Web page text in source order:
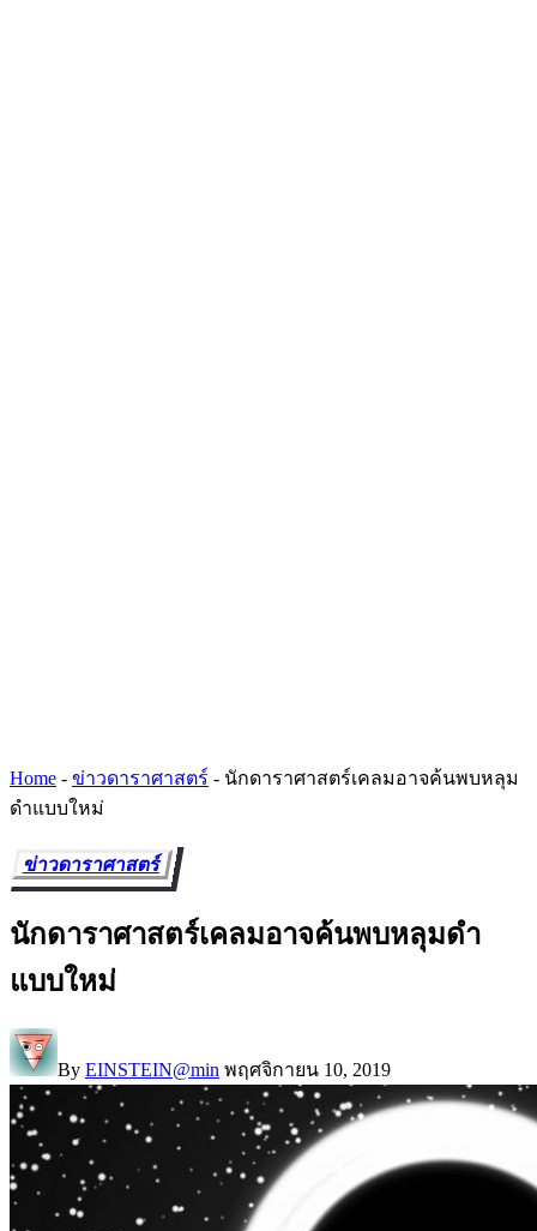
Home - ข่าวดาราศาสตร์ - นักดาราศาสตร์เคลมอาจค้นพบหลุม
ดำแบบใหม่
ข่าวดาราศาสตร์
นักดาราศาสตร์เคลมอาจค้นพบหลุมดำ
แบบใหม่
By EINSTEIN@min พฤศจิกายน 10, 2019